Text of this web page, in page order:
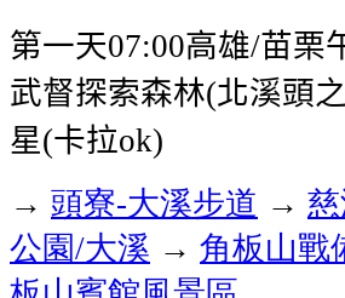
第一天07:00高雄/苗栗
武督探索森林(北溪頭
星(卡拉ok)
→ 頭寮-大溪步道 →
公園/大溪 → 角板山戰